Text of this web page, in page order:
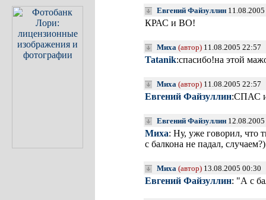
Евгений Файзуллин
КРАС и ВО!
Миха (автор) 11.08.2005 22:57
Tatanik:спасибо!на этой
Миха (автор) 11.08.2005 22:57
Евгений Файзуллин:СПАС
Евгений Файзуллин
Миха: Ну, уже говорил, что
с балкона не падал,
Миха (автор) 13.08.2005 00:30
Евгений Файзуллин: "А с